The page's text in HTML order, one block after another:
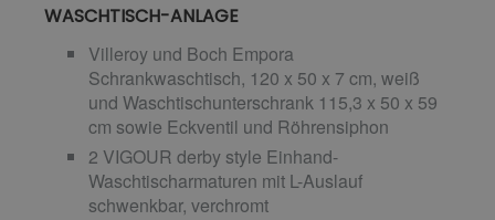
WASCHTISCH-ANLAGE
Villeroy und Boch Empora
Schrankwaschtisch, 120 x 50 x 7 cm, weiß
und Waschtischunterschrank 115,3 x 50 x 59
cm sowie Eckventil und Röhrensiphon
2 VIGOUR derby style Einhand-
Waschtischarmaturen mit L-Auslauf
schwenkbar, verchromt